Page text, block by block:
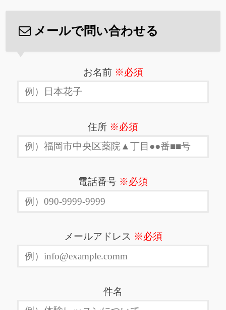
メールで問い合わせる
お名前 ※必須
住所 ※必須
電話番号 ※必須
メールアドレス ※必須
件名